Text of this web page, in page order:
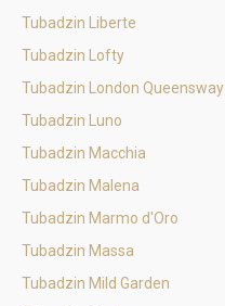
Tubadzin Liberte
Tubadzin Lofty
Tubadzin London Queensway
Tubadzin Luno
Tubadzin Macchia
Tubadzin Malena
Tubadzin Marmo d'Oro
Tubadzin Massa
Tubadzin Mild Garden